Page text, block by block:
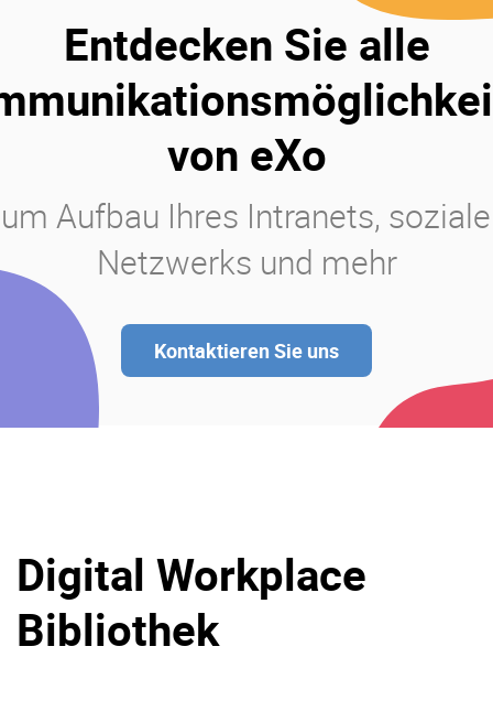
Entdecken Sie alle
von eXo
Aufbau Ihres Intranets,
Netzwerks und mehr
Kontaktieren Sie uns
Digital Workplace
Bibliothek